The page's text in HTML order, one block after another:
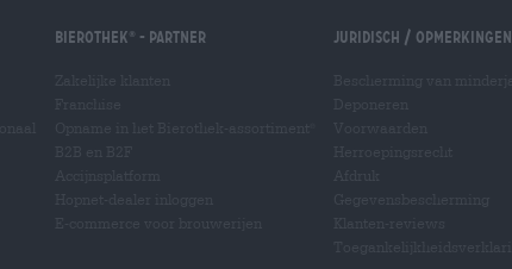
Bierothek - Partner Juridisch / Opmerkingen